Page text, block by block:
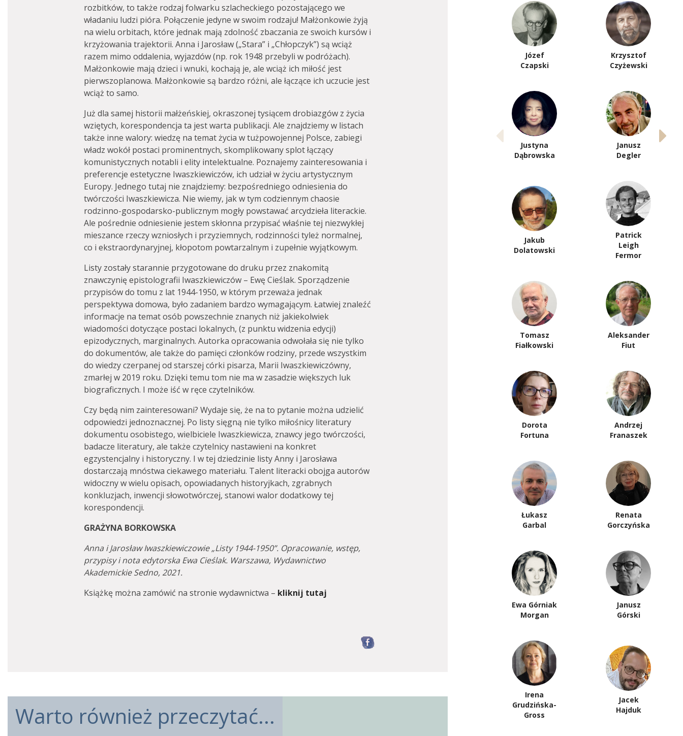
rozbitków, to także rodzaj folwarku szlacheckiego pozostającego we
władaniu ludzi pióra. Połączenie jedyne w swoim rodzaju! Małżonkowie żyją
na wielu orbitach, które jednak mają zdolność zbaczania ze swoich kursów i
krzyżowania trajektorii. Anna i Jarosław („Stara” i „Chłopczyk”) są wciąż
razem mimo oddalenia, wyjazdów (np. rok 1948 przebyli w podróżach).
Małżonkowie mają dzieci i wnuki, kochają je, ale wciąż ich miłość jest
pierwszoplanowa. Małżonkowie są bardzo różni, ale łączące ich uczucie jest
wciąż to samo.
Już dla samej historii małżeńskiej, okraszonej tysiącem drobiazgów z życia
wziętych, korespondencja ta jest warta publikacji. Ale znajdziemy w listach
także inne walory: wiedzę na temat życia w tużpowojennej Polsce, zabiegi
władz wokół postaci prominentnych, skomplikowany splot łączący
komunistycznych notabli i elity intelektualne. Poznajemy zainteresowania i
preferencje estetyczne Iwaszkiewiczów, ich udział w życiu artystycznym
Europy. Jednego tutaj nie znajdziemy: bezpośredniego odniesienia do
twórczości Iwaszkiewicza. Nie wiemy, jak w tym codziennym chaosie
rodzinno-gospodarsko-publicznym mogły powstawać arcydzieła literackie.
Ale pośrednie odniesienie jestem skłonna przypisać właśnie tej niezwykłej
mieszance rzeczy wzniosłych i przyziemnych, rodzinności tyleż normalnej,
co i ekstraordynaryjnej, kłopotom powtarzalnym i zupełnie wyjątkowym.
Listy zostały starannie przygotowane do druku przez znakomitą
znawczynię epistolografii Iwaszkiewiczów – Ewę Cieślak. Sporządzenie
przypisów do tomu z lat 1944-1950, w którym przeważa jednak
perspektywa domowa, było zadaniem bardzo wymagającym. Łatwiej znaleźć
informacje na temat osób powszechnie znanych niż jakiekolwiek
wiadomości dotyczące postaci lokalnych, (z punktu widzenia edycji)
epizodycznych, marginalnych. Autorka opracowania odwołała się nie tylko
do dokumentów, ale także do pamięci członków rodziny, przede wszystkim
do wiedzy czerpanej od starszej córki pisarza, Marii Iwaszkiewiczówny,
zmarłej w 2019 roku. Dzięki temu tom nie ma w zasadzie większych luk
biograficznych. I może iść w ręce czytelników.
Czy będą nim zainteresowani? Wydaje się, że na to pytanie można udzielić
odpowiedzi jednoznacznej. Po listy sięgną nie tylko miłośnicy literatury
dokumentu osobistego, wielbiciele Iwaszkiewicza, znawcy jego twórczości,
badacze literatury, ale także czytelnicy nastawieni na konkret
egzystencjalny i historyczny. I w tej dziedzinie listy Anny i Jarosława
dostarczają mnóstwa ciekawego materiału. Talent literacki obojga autorów
widoczny w wielu opisach, opowiadanych historyjkach, zgrabnych
konkluzjach, inwencji słowotwórczej, stanowi walor dodatkowy tej
korespondencji.
GRAŻYNA BORKOWSKA
Anna i Jarosław Iwaszkiewiczowie „Listy 1944-1950”. Opracowanie, wstęp,
przypisy i nota edytorska Ewa Cieślak. Warszawa, Wydawnictwo
Akademickie Sedno, 2021.
Książkę można zamówić na stronie wydawnictwa – kliknij tutaj
Warto również przeczytać...
Józef
Czapski
Krzysztof
Czyżewski
Justyna
Dąbrowska
Janusz
Degler
Jakub
Dolatowski
Patrick
Leigh
Fermor
Tomasz
Fiałkowski
Aleksander
Fiut
Dorota
Fortuna
Andrzej
Franaszek
Łukasz
Garbal
Renata
Gorczyńska
Ewa Górniak
Morgan
Janusz
Górski
Irena
Grudzińska-
Gross
Jacek
Hajduk